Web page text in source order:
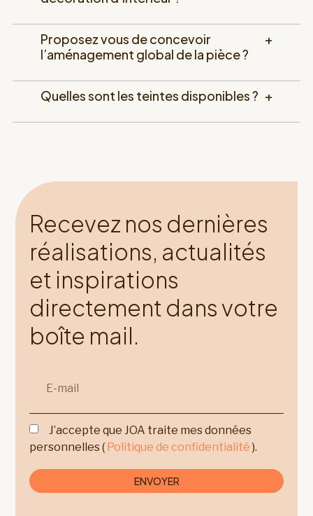
l'aménagement qui vous correspond
pleinement. Cette étude est payante mais son
montant est déduit du budget final du projet.
Elle reflète le temps et l’expertise consacrés à
confient ensuite leur projet.
Concrétisation de votre projet 3D dans les
en vue de la mise en production dans notre
atelier de menuiserie belge.
Proposez vous de concevoir
l’aménagement global de la pièce ?
+
Quelles sont les teintes disponibles ? +
Recevez nos dernières
réalisations, actualités
et inspirations
directement dans votre
boîte mail.
J’accepte que JOA traite mes données
personnelles ( Politique de confidentialité ).
ENVOYER